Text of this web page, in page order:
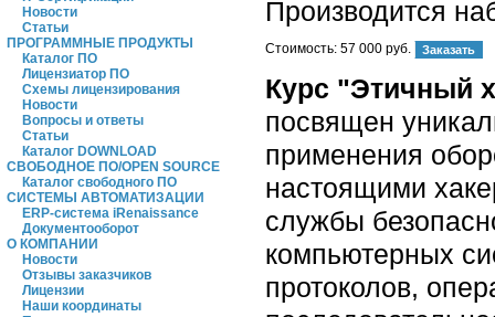
Новости
Статьи
ПРОГРАММНЫЕ ПРОДУКТЫ
Каталог ПО
Лицензиатор ПО
Схемы лицензирования
Новости
Вопросы и ответы
Статьи
Каталог DOWNLOAD
СВОБОДНОЕ ПО/OPEN SOURCE
Каталог свободного ПО
СИСТЕМЫ АВТОМАТИЗАЦИИ
ERP-система iRenaissance
Документооборот
О КОМПАНИИ
Новости
Отзывы заказчиков
Лицензии
Наши координаты
Производится
Стоимость: 57 000 руб.
Курс "Этичный
посвящен
применения
настоящими
службы
компьютерных
протоколов,